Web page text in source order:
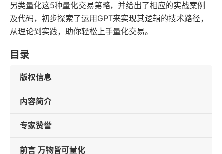
另类量化这5种量化交易第略，并给出了相应的实战案例
及代码，初步探索了运用GPT来实现其逻辑的技术路径，
从理论到实践，助你轻松上手量化交易。
目录
版权信息
内容简介
专家赞誉
前言 万物皆可量化